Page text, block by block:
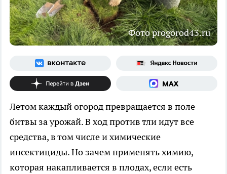
Фото progorod43.ru
Летом каждый огород превращается в поле
битвы за урожай. В ход против тли идут все
средства, в том числе и химические
инсектициды. Но зачем применять химию,
которая накапливается в плодах, если есть